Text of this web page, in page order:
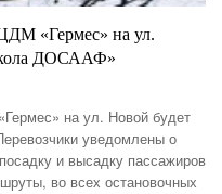
«Гермес» на ул.
ДОСААФ»
на ул. Новой будет
уведомлены о
и высадку пассажиров
во всех остановочных